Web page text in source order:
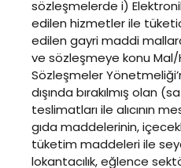
sözleşmelerde i)
edilen hizmetler ile
edilen gayri maddi
ve sözleşmeye konu Mal/
Sözleşmeler
dışında bırakılmış olan
teslimatları ile alıcının
gıda maddelerinin,
tüketim maddeleri ile
lokantacılık, eğlence